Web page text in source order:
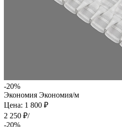
-20%
Экономия Экономия/м
Цена: 1 800 ₽
2 250 ₽/
-20%